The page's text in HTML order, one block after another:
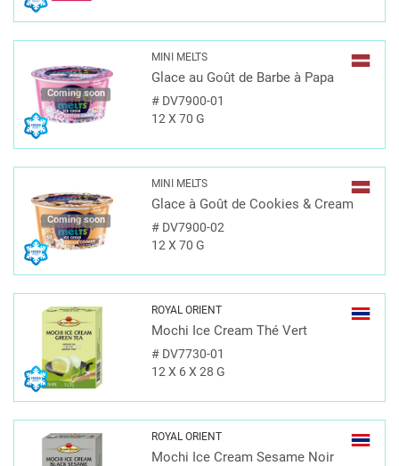
Coming soon
MINI MELTS
Glace au Goût de Barbe à Papa
#DV7900-01
12 X 70 G
Coming soon
MINI MELTS
Glace à Goût de Cookies & Cream
#DV7900-02
12 X 70 G
ROYAL ORIENT
Mochi Ice Cream Thé Vert
#DV7730-01
12 X 6 X 28 G
ROYAL ORIENT
Mochi Ice Cream Sesame Noir